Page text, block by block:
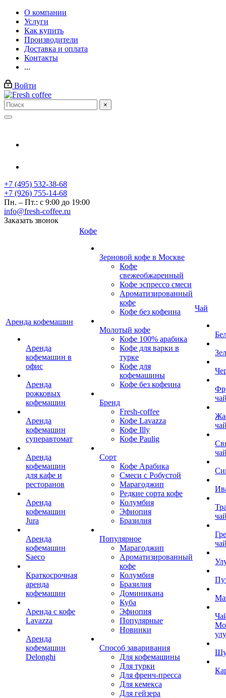
О компании
Услуги
Как купить
Производители
Доставка и оплата
Контакты
...
Войти
×
+7 (495) 532-38-68
+7 (926) 755-14-68
Пн. – Пт.: с 9:00 до 19:00
info@fresh-coffee.ru
Заказать звонок
Аренда кофемашин
Аренда
кофемашин в
офис
Аренда
рожковых
кофемашин
Аренда
кофемашин
суперавтомат
Аренда
кофемашин
для кафе и
ресторанов
Аренда
кофемашин
Jura
Аренда
кофемашин
Saeco
Краткосрочная
аренда
кофемашин
Аренда с кофе
Lavazza
Аренда
кофемашин
Delonghi
Кофе
Зерновой кофе в Москве
Кофе
свежеобжаренный
Кофе эспрессо смеси
Ароматизированный
кофе
Кофе без кофеина
Молотый кофе
Кофе 100% арабика
Кофе для варки в
турке
Кофе для
кофемашины
Кофе без кофеина
Бренд
Fresh-coffee
Кофе Lavazza
Кофе Illy
Кофе Paulig
Сорт
Кофе Арабика
Смеси с Робустой
Марагоджип
Редкие сорта кофе
Колумбия
Эфиопия
Бразилия
Популярное
Марагоджип
Ароматизированный
кофе
Колумбия
Бразилия
Доминикана
Куба
Эфиопия
Популярные
Новинки
Способ заваривания
Для кофемашины
Для турки
Для френч-пресса
Для кемекса
Для гейзера
Чай
Шу